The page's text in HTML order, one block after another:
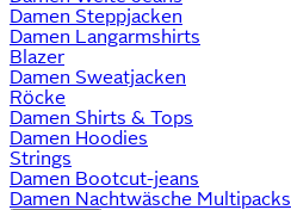
Damen Steppjacken
Damen Langarmshirts
Blazer
Damen Sweatjacken
Röcke
Damen Shirts & Tops
Damen Hoodies
Strings
Damen Bootcut-jeans
Damen Nachtwäsche Multipacks